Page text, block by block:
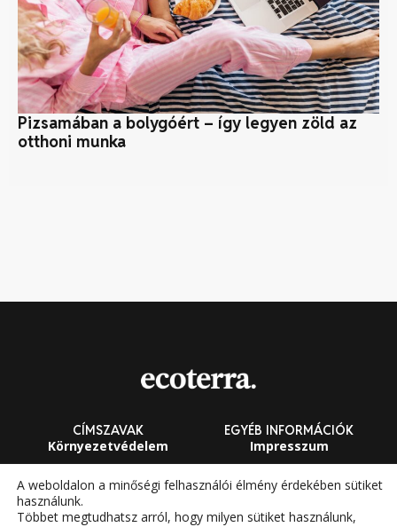
Pizsamában a bolygóért – így legyen zöld az
otthoni munka
CÍMSZAVAK
Környezetvédelem
Fenntarthatóság
Megújuló energia
EGYÉB INFORMÁCIÓK
Impresszum
Általános Szerződési
A weboldalon a minőségi felhasználói élmény érdekében sütiket
használunk.
Többet megtudhatsz arról, hogy milyen sütiket használunk,